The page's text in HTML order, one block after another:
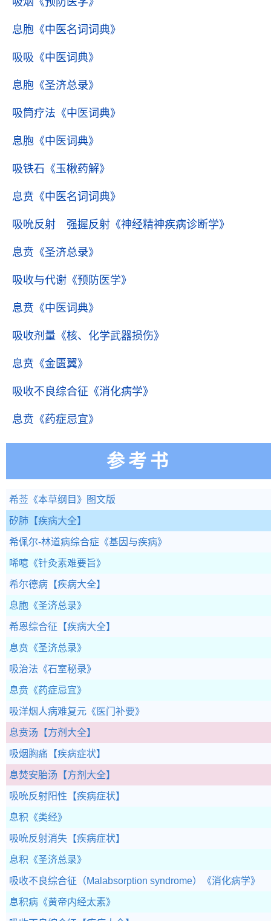
息胞 《中医名词词典》
吸吸 《中医词典》
息胞 《圣济总录》
吸筒疗法 《中医词典》
息胞 《中医词典》
吸铁石 《玉楸药解》
息贲 《中医名词词典》
吸吮反射 强握反射 《神经精神疾病诊断学》
息贲 《圣济总录》
吸收与代谢 《预防医学》
息贲 《中医词典》
吸收剂量 《核、化学武器损伤》
息贲 《金匮翼》
吸收不良综合征 《消化病学》
息贲 《药症忌宜》
参考书
希莶 《本草纲目》图文版
矽肺 【疾病大全】
希佩尔-林道病综合症 《基因与疾病》
唏噫 《针灸素难要旨》
希尔德病 【疾病大全】
息胞 《圣济总录》
希恩综合征 【疾病大全】
息贲 《圣济总录》
吸治法 《石室秘录》
息贲 《药症忌宜》
吸洋烟人病难复元 《医门补要》
息贲汤 【方剂大全】
吸烟胸痛 【疾病症状】
息焚安胎汤 【方剂大全】
吸吮反射阳性 【疾病症状】
息积 《类经》
吸吮反射消失 【疾病症状】
息积 《圣济总录》
吸收不良综合征（Malabsorption syndrome） 《消化病学》
息积病 《黄帝内经太素》